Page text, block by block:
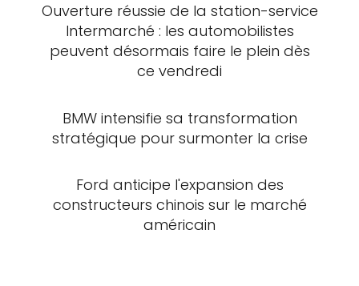
Ouverture réussie de la station-service
Intermarché : les automobilistes
peuvent désormais faire le plein dès
ce vendredi
BMW intensifie sa transformation
stratégique pour surmonter la crise
Ford anticipe l'expansion des
constructeurs chinois sur le marché
américain